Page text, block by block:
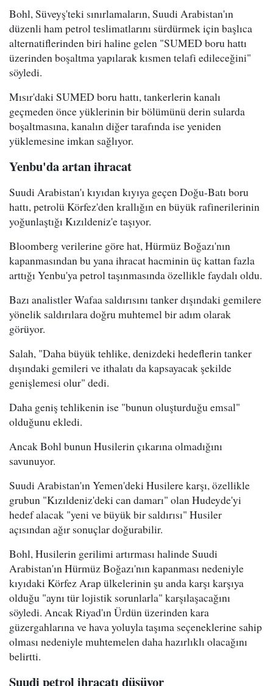
Bohl, Süveyş'teki sınırlamaların, Suudi Arabistan'ın
düzenli ham petrol teslimatlarını sürdürmek için başlıca
alternatiflerinden biri haline gelen "SUMED boru hattı
üzerinden boşaltma yapılarak kısmen telafi edileceğini"
söyledi.
Mısır'daki SUMED boru hattı, tankerlerin kanalı
geçmeden önce yüklerinin bir bölümünü derin sularda
boşaltmasına, kanalın diğer tarafında ise yeniden
yüklemesine imkan sağlıyor.
Yenbu'da artan ihracat
Suudi Arabistan'ı kıyıdan kıyıya geçen Doğu-Batı boru
hattı, petrolü Körfez'den krallığın en büyük rafinerilerinin
yoğunlaştığı Kızıldeniz'e taşıyor.
Bloomberg verilerine göre hat, Hürmüz Boğazı'nın
kapanmasından bu yana ihracat hacminin üç kattan fazla
arttığı Yenbu'ya petrol taşınmasında özellikle faydalı oldu.
Bazı analistler Wafaa saldırısını tanker dışındaki gemilere
yönelik saldırılara doğru muhtemel bir adım olarak
görüyor.
Salah, "Daha büyük tehlike, denizdeki hedeflerin tanker
dışındaki gemileri ve ithalatı da kapsayacak şekilde
genişlemesi olur" dedi.
Daha geniş tehlikenin ise "bunun oluşturduğu emsal"
olduğunu ekledi.
Ancak Bohl bunun Husilerin çıkarına olmadığını
savunuyor.
Suudi Arabistan'ın Yemen'deki Husilere karşı, özellikle
grubun "Kızıldeniz'deki can damarı" olan Hudeyde'yi
hedef alacak "yeni ve büyük bir saldırısı" Husiler
açısından ağır sonuçlar doğurabilir.
Bohl, Husilerin gerilimi artırması halinde Suudi
Arabistan'ın Hürmüz Boğazı'nın kapanması nedeniyle
kıyıdaki Körfez Arap ülkelerinin şu anda karşı karşıya
olduğu "aynı tür lojistik sorunlarla" karşılaşacağını
söyledi. Ancak Riyad'ın Ürdün üzerinden kara
güzergahlarına ve hava yoluyla taşıma seçeneklerine sahip
olması nedeniyle muhtemelen daha hazırlıklı olacağını
belirtti.
Suudi petrol ihracatı düşüyor